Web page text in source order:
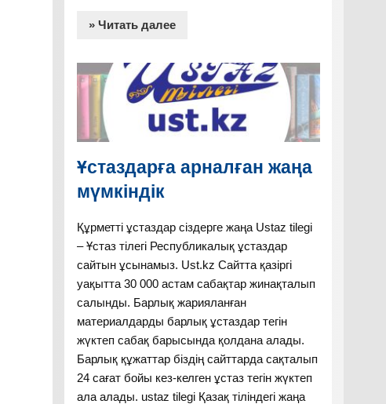
» Читать далее
Ұстаздарға арналған жаңа
мүмкіндік
Құрметті ұстаздар сіздерге жаңа Ustaz tilegi
– Ұстаз тілегі Республикалық ұстаздар
сайтын ұсынамыз. Ust.kz Сайтта қазіргі
уақытта 30 000 астам сабақтар жинақталып
салынды. Барлық жарияланған
материалдарды барлық ұстаздар тегін
жүктеп сабақ барысында қолдана алады.
Барлық құжаттар біздің сайттарда сақталып
24 сағат бойы кез-келген ұстаз тегін жүктеп
ала алады. ustaz tilegi Қазақ тіліндегі жаңа